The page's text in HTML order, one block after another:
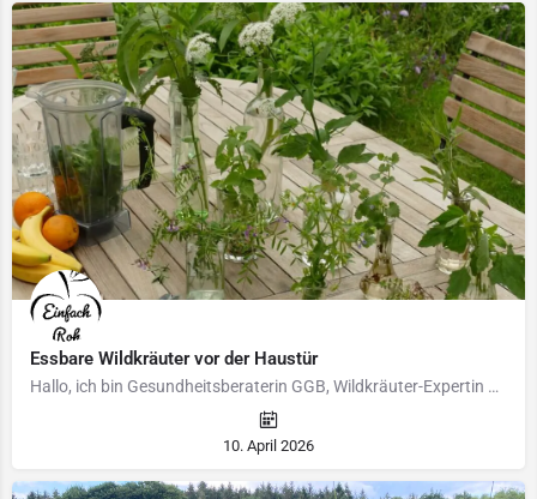
Essbare Wildkräuter vor der Haustür
Hallo, ich bin Gesundheitsberaterin GGB, Wildkräuter-Expertin und Naturgartenplanerin. In meinem 3000 qm…
10. April 2026